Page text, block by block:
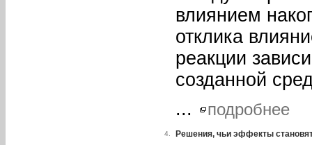
влиянием
отклика
реакции
созданной
...
подробнее
4. Решения, чьи эффекты